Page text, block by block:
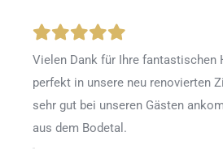
Vielen Dank für Ihre fantastischen
perfekt in unsere neu renovierten
sehr gut bei unseren Gästen
aus dem Bodetal.